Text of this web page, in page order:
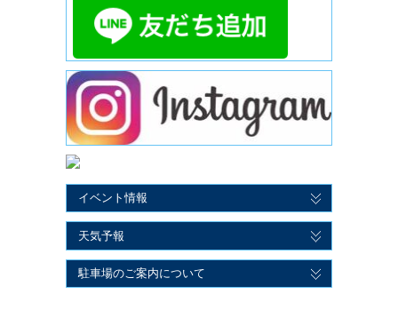
イベント情報
天気予報
駐車場のご案内について